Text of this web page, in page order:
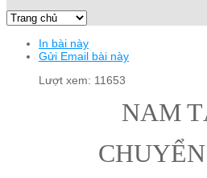
In bài này
Gửi Email bài này
Lượt xem: 11653
NAM